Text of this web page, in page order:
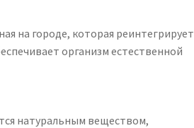
на городе, которая реинтегрирует
организм естественной
натуральным веществом,